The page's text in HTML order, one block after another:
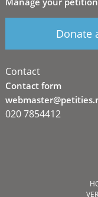
Donate
Contact
Contact form
020 7854412